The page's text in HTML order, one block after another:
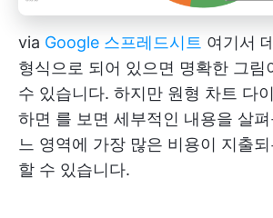
via Google 스프레드시트 여기서
형식으로 되어 있으면 명확한 그림
수 있습니다. 하지만 원형 차트 다
하면 를 보면 세부적인 내용을 살
느 영역에 가장 많은 비용이 지출
할 수 있습니다.